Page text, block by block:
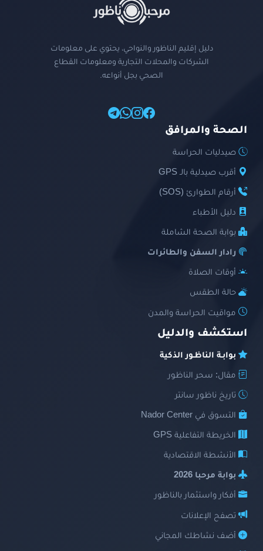
دليل إقليم الناظور والنواحي، يحتوي على معلومات
الشركات والمحلات التجارية ومعلومات القطاع
الصحي بجل أنواعه.
الصحة والمرافق
صيدليات الحراسة
أقرب صيدلية بالـ GPS
أرقام الطوارئ (SOS)
دليل الأطباء
بوابة الصحة الشاملة
رادار السفن والطائرات
أوقات الصلاة
حالة الطقس
مواقيت الحراسة والمدن
استكشف والدليل
بوابـة الناظـور الذكية
مقال: سحر الناظور
تاريخ ناظور سانتر
التسوق في Nador Center
الخريطة التفاعلية GPS
الأنشطة الاقتصادية
بوابة مرحبا 2026
أفكار واستثمار بالناظور
تصفح الإعلانات
أضف نشاطك المجاني